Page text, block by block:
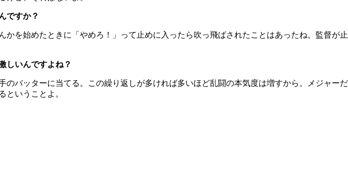
ですか？
を始めたときに「やめろ！」って止めに入ったら吹っ飛ばされたことはあったね。監督が止
しいんですよね？
バッターに当てる。この繰り返しが多ければ多いほど乱闘の本気度は増すから。メジャーだ
ということよ。